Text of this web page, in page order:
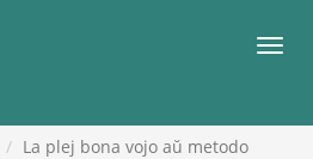
La plej bona vojo aŭ metodo